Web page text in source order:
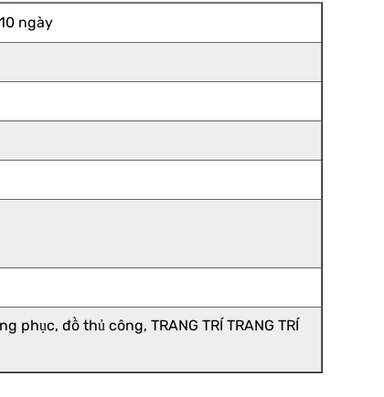
ngày
phục, đồ thủ công, TRANG TRÍ TRANG TRÍ